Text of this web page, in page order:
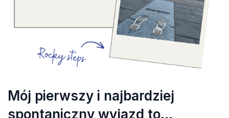
Mój pierwszy i najbardziej
spontaniczny wyjazd to…